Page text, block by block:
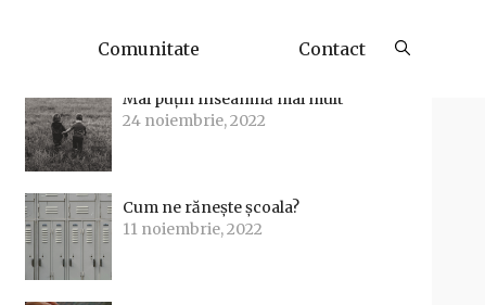
Comunitate Contact
Mai puțin înseamnă mai mult
24 noiembrie, 2022
Cum ne rănește școala?
11 noiembrie, 2022